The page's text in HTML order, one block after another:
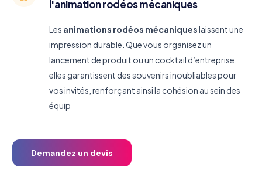
l'animation rodéos mécaniques
Les animations rodéos mécaniqueslaissent une
impression durable. Que vous organisez un
lancement de produit ou un cocktail d’entreprise,
elles garantissent des souvenirs inoubliables pour
vos invités, renforçant ainsi la cohésion au sein des
équip
Demandez un devis